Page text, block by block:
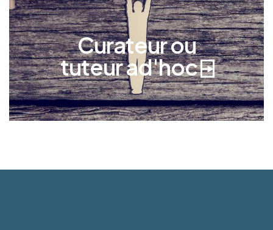
Curateur ou
tuteur ad'hoc ⍈